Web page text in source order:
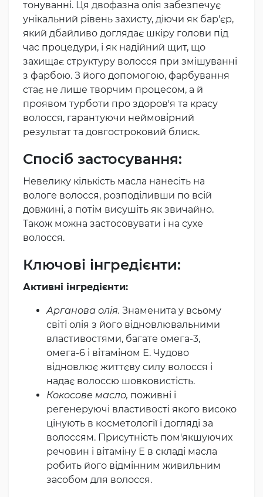
тонуванні. Ця двофазна олія забезпечує
унікальний рівень захисту, діючи як бар'єр,
який дбайливо доглядає шкіру голови під
час процедури, і як надійний щит, що
захищає структуру волосся при змішуванні
з фарбою. З його допомогою, фарбування
стає не лише творчим процесом, а й
проявом турботи про здоров'я та красу
волосся, гарантуючи неймовірний
результат та довгостроковий блиск.
Спосіб застосування:
Невелику кількість масла нанесіть на
вологе волосся, розподіливши по всій
довжині, а потім висушіть як звичайно.
Також можна застосовувати і на сухе
волосся.
Ключові інгредієнти:
Активні інгредієнти:
Арганова олія. Знаменита у всьому
світі олія з його відновлювальними
властивостями, багате омега-3,
омега-6 і вітаміном Е. Чудово
відновлює життєву силу волосся і
надає волоссю шовковистість.
Кокосове масло, поживні і
регенеруючі властивості якого високо
цінують в косметології і догляді за
волоссям. Присутність пом'якшуючих
речовин і вітаміну Е в складі масла
робить його відмінним живильним
засобом для волосся.